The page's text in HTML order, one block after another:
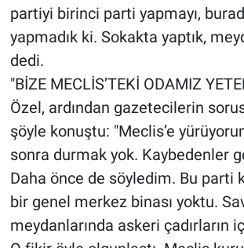
partiyi birinci parti yapmayı,
yapmadık ki. Sokakta yaptık,
dedi.
"BİZE MECLİS’TEKİ ODAMIZ
Özel, ardından gazetecilerin
şöyle konuştu: "Meclis’e
sonra durmak yok. Kaybedenler
Daha önce de söyledim. Bu parti
bir genel merkez binası yoktu.
meydanlarında askeri çadırların